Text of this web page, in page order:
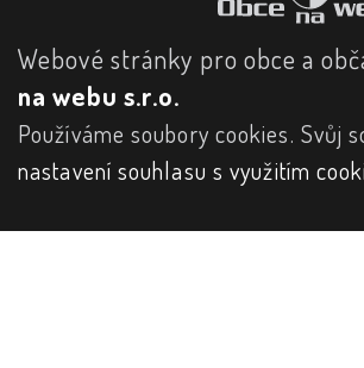
Webové stránky pro obce a
na webu s.r.o.
Používáme soubory cookies. Svůj
nastavení souhlasu s využitím